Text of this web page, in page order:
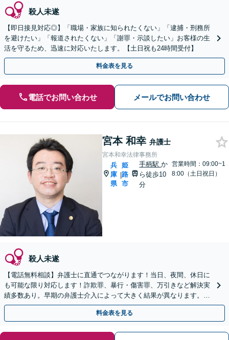
殺人未遂
【即日接見対応◎】「職場・家族に知られたくない」「逮捕・刑務所
を避けたい」「報道されたくない」「謝罪・示談したい」お客様の生
活を守るため、迅速に対応いたします。【土日祝も24時間受付】
料金表を見る
電話でお問い合わせ メールでお問い合わせ
宮本 和幸 弁護士
宮本和幸法律事務所
兵
庫
県
|
姫
路
市
手柄駅か
ら徒歩10
分
営業時間：09:00~1
8:00（土日祝日）
殺人未遂
【電話無料相談】弁護士に直通でつながります！当日、夜間、休日に
も可能な限り対応します！詐欺罪、暴行・傷害罪、万引きなど解決実
績多数あり。早期の弁護士介入によって大きく結果が異なります。ま
ずはご相談ください【初回相談無料】【弁護士一人体制】
料金表を見る